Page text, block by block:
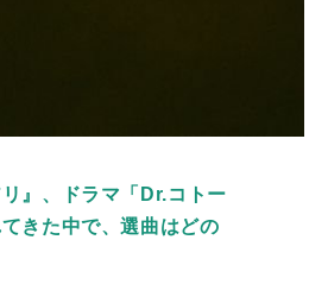
』、ドラマ「 Dr.コトー
きた中で、選曲はどの